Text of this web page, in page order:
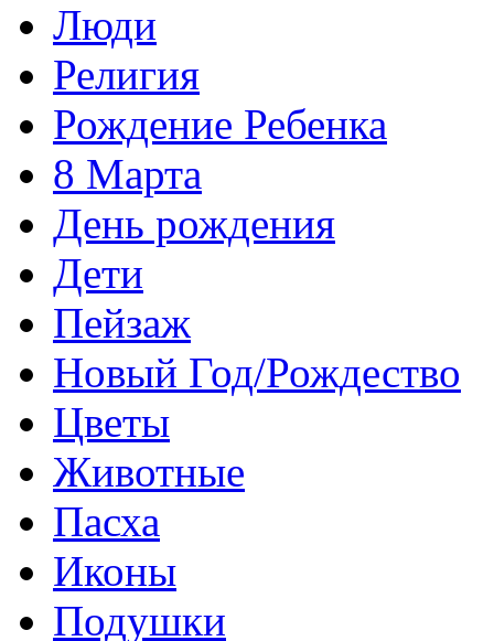
Люди
Религия
Рождение Ребенка
8 Марта
День рождения
Дети
Пейзаж
Новый Год/Рождество
Цветы
Животные
Пасха
Иконы
Подушки